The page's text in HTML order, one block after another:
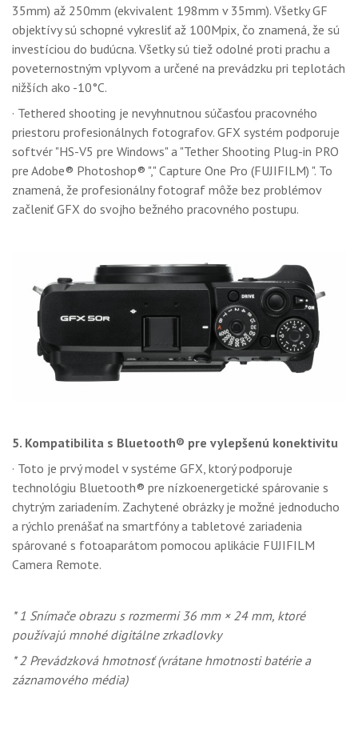
35mm) až 250mm (ekvivalent 198mm v 35mm). Všetky GF
objektívy sú schopné vykresliť až 100Mpix, čo znamená, že sú
investíciou do budúcna. Všetky sú tiež odolné proti prachu a
poveternostným vplyvom a určené na prevádzku pri teplotách
nižších ako -10°C.
· Tethered shooting je nevyhnutnou súčasťou pracovného
priestoru profesionálnych fotografov. GFX systém podporuje
softvér "HS-V5 pre Windows" a "Tether Shooting Plug-in PRO
pre Adobe® Photoshop® "," Capture One Pro (FUJIFILM) ". To
znamená, že profesionálny fotograf môže bez problémov
začleniť GFX do svojho bežného pracovného postupu.
5. Kompatibilita s Bluetooth® pre vylepšenú konektivitu
· Toto je prvý model v systéme GFX, ktorý podporuje
technológiu Bluetooth® pre nízkoenergetické spárovanie s
chytrým zariadením. Zachytené obrázky je možné jednoducho
a rýchlo prenášať na smartfóny a tabletové zariadenia
spárované s fotoaparátom pomocou aplikácie FUJIFILM
Camera Remote.
* 1 Snímače obrazu s rozmermi 36 mm × 24 mm, ktoré
používajú mnohé digitálne zrkadlovky
* 2 Prevádzková hmotnosť (vrátane hmotnosti batérie a
záznamového média)